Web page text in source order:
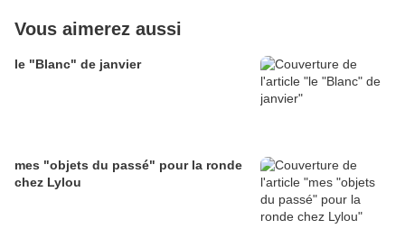
Vous aimerez aussi
le "Blanc" de janvier
mes "objets du passé" pour la ronde
chez Lylou